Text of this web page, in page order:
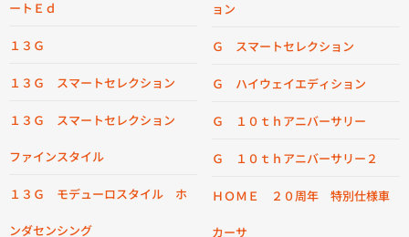
ートＥｄ
１３Ｇ
１３Ｇ スマートセレクション
１３Ｇ スマートセレクション
ファインスタイル
１３Ｇ モデューロスタイル ホ
ンダセンシング
ョン
Ｇ スマートセレクション
Ｇ ハイウェイエディション
Ｇ １０ｔｈアニバーサリー
Ｇ １０ｔｈアニバーサリー２
ＨＯＭＥ ２０周年 特別仕様車
カーサ